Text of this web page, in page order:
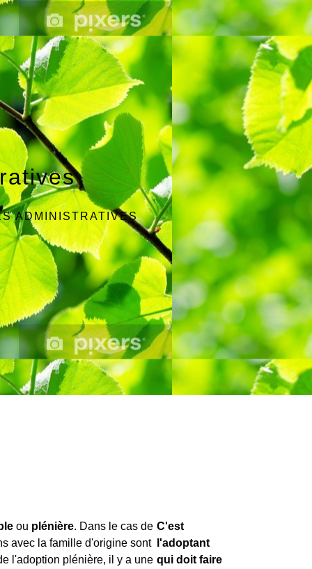
ADMINISTRATIVES
ou plénière. Dans le cas de
avec la famille d'origine sont
l'adoption plénière, il y a une
C'est
l'adoptant
qui doit faire